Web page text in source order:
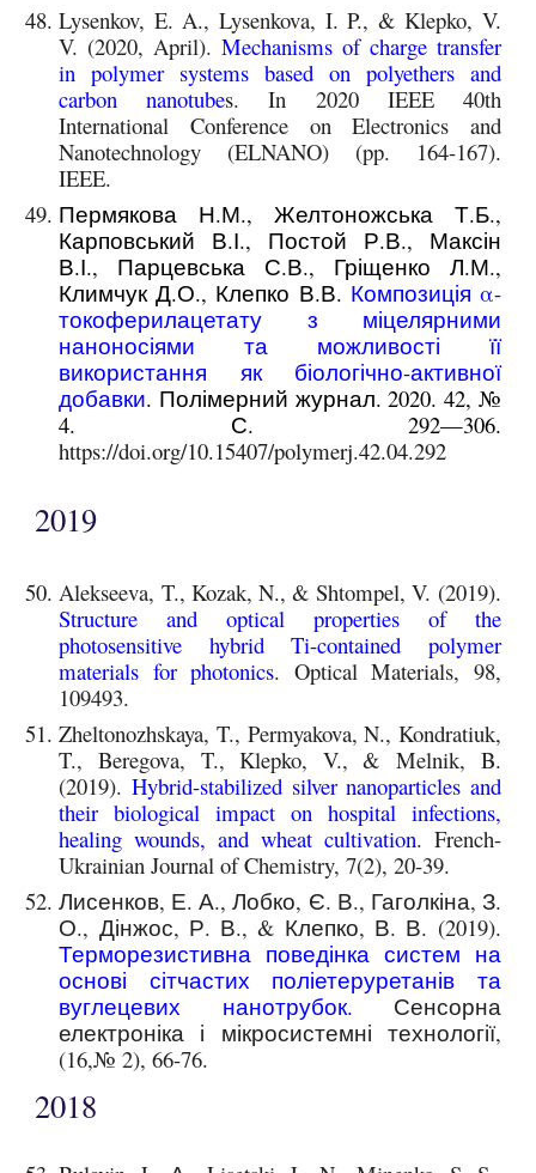
Lysenkov, E. A., Lysenkova, I. P., & Klepko, V.
V. (2020, April). Mechanisms of charge transfer
in polymer systems based on polyethers and
carbon nanotubes. In 2020 IEEE 40th
International Conference on Electronics and
Nanotechnology (ELNANO) (pp. 164-167).
IEEE.
Пермякова Н.М., Желтоножська Т.Б.,
Карповський В.І., Постой Р.В., Максін
В.І., Парцевська С.В., Гріщенко Л.М.,
Климчук Д.О., Клепко В.В. Композиція α-
токоферилацетату з міцелярними
наноносіями та можливості її
використання як біологічно-активної
добавки. Полімерний журнал. 2020. 42, №
4. С. 292—306.
https://doi.org/10.15407/polymerj.42.04.292
2019
Alekseeva, T., Kozak, N., & Shtompel, V. (2019).
Structure and optical properties of the
photosensitive hybrid Ti-contained polymer
materials for photonics. Optical Materials, 98,
109493.
Zheltonozhskaya, T., Permyakova, N., Kondratiuk,
T., Beregova, T., Klepko, V., & Melnik, B.
(2019). Hybrid-stabilized silver nanoparticles and
their biological impact on hospital infections,
healing wounds, and wheat cultivation. French-
Ukrainian Journal of Chemistry, 7(2), 20-39.
Лисенков, Е. А., Лобко, Є. В., Гаголкіна, З.
О., Дінжос, Р. В., & Клепко, В. В. (2019).
Терморезистивна поведінка систем на
основі сітчастих поліетеруретанів та
вуглецевих нанотрубок. Сенсорна
електроніка і мікросистемні технології,
(16,№ 2), 66-76.
2018